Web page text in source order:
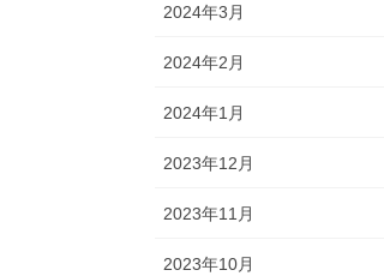
2024年3月
2024年2月
2024年1月
2023年12月
2023年11月
2023年10月